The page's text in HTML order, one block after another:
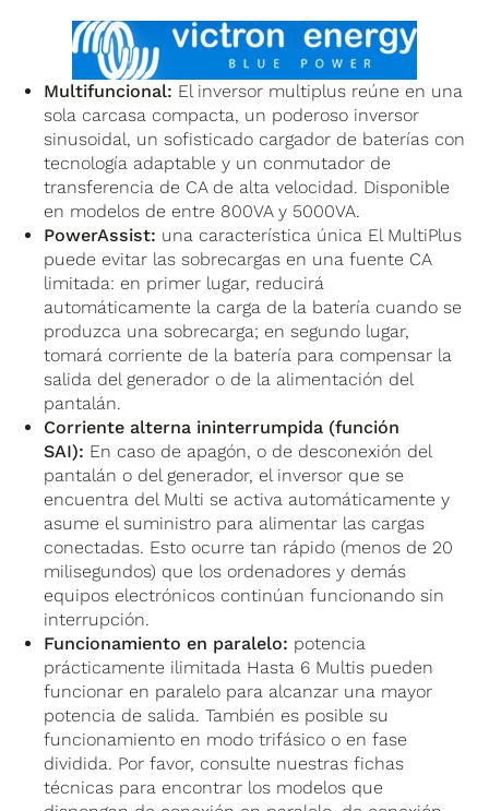
Multifuncional: El inversor multiplus reúne en una
sola carcasa compacta, un poderoso inversor
sinusoidal, un sofisticado cargador de baterías con
tecnología adaptable y un conmutador de
transferencia de CA de alta velocidad. Disponible
en modelos de entre 800VA y 5000VA.
PowerAssist: una característica única El MultiPlus
puede evitar las sobrecargas en una fuente CA
limitada: en primer lugar, reducirá
automáticamente la carga de la batería cuando se
produzca una sobrecarga; en segundo lugar,
tomará corriente de la batería para compensar la
salida del generador o de la alimentación del
pantalán.
Corriente alterna ininterrumpida (función
SAI): En caso de apagón, o de desconexión del
pantalán o del generador, el inversor que se
encuentra del Multi se activa automáticamente y
asume el suministro para alimentar las cargas
conectadas. Esto ocurre tan rápido (menos de 20
milisegundos) que los ordenadores y demás
equipos electrónicos continúan funcionando sin
interrupción.
Funcionamiento en paralelo: potencia
prácticamente ilimitada Hasta 6 Multis pueden
funcionar en paralelo para alcanzar una mayor
potencia de salida. También es posible su
funcionamiento en modo trifásico o en fase
dividida. Por favor, consulte nuestras fichas
técnicas para encontrar los modelos que